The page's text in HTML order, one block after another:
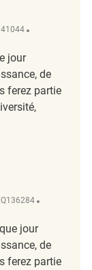
jour
de
ferez partie
jour
de
ferez partie